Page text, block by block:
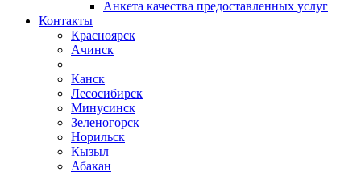
Анкета качества предоставленных услуг
Контакты
Красноярск
Ачинск
Канск
Лесосибирск
Минусинск
Зеленогорск
Норильск
Кызыл
Абакан